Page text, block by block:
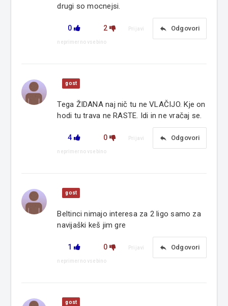
drugi so mocnejsi.
0 2 reply Odgovori
Prijavi
neprimerno vsebino
gost
Tega ŽIDANA naj nič tu ne VLAČIJO. Kje on
hodi tu trava ne RASTE. Idi in ne vračaj se.
4 0 reply Odgovori
Prijavi
neprimerno vsebino
gost
Beltinci nimajo interesa za 2 ligo samo za
navijaški keš jim gre
1 0 reply Odgovori
Prijavi
neprimerno vsebino
gost